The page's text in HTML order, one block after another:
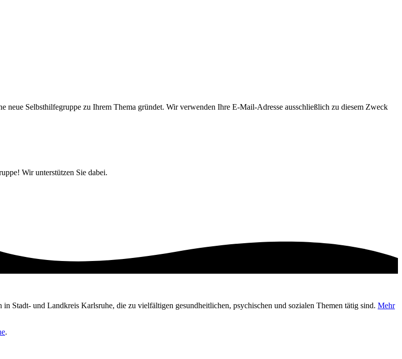
Selbsthilfegruppe zu Ihrem Thema gründet. Wir verwenden Ihre E-Mail-Adresse ausschließlich zu diesem Zweck
Wir unterstützen Sie dabei.
Stadt- und Landkreis Karlsruhe, die zu vielfältigen gesundheitlichen, psychischen und sozialen Themen tätig sind. Mehr
.